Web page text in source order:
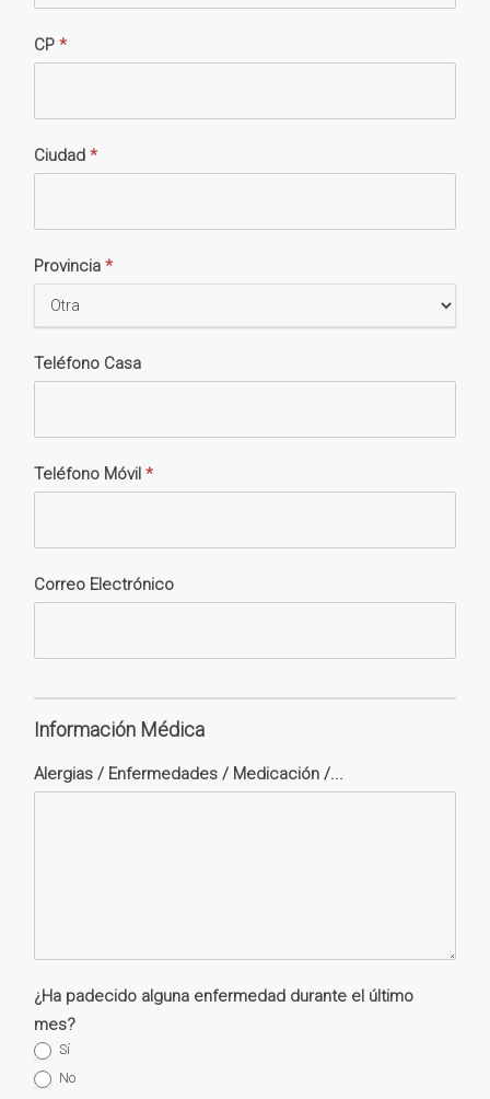
CP *
Ciudad *
Provincia *
Teléfono Casa
Teléfono Móvil *
Correo Electrónico
Información Médica
Alergias / Enfermedades / Medicación /...
¿Ha padecido alguna enfermedad durante el último
mes?
Sí
No